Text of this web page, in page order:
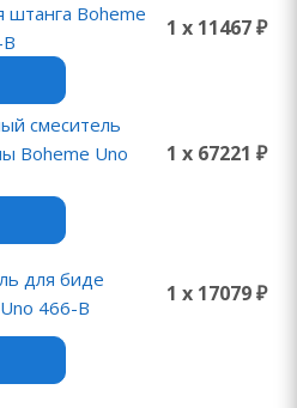
Boheme
1 x 11467 ₽
смеситель
Boheme Uno
1 x 67221 ₽
для биде
466-B
1 x 17079 ₽